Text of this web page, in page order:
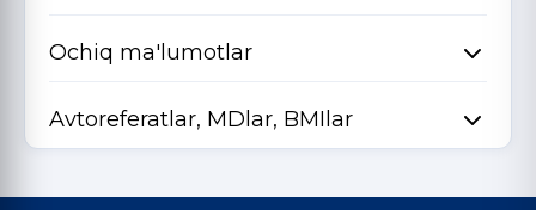
Ochiq ma'lumotlar
Avtoreferatlar, MDlar, BMIlar